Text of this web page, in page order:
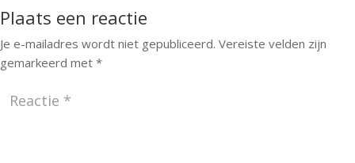
Plaats een reactie
Je e-mailadres wordt niet gepubliceerd. Vereiste velden zijn
gemarkeerd met *